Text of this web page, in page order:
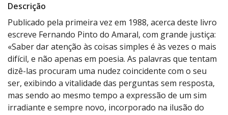
Descrição
Publicado pela primeira vez em 1988, acerca deste livro
escreve Fernando Pinto do Amaral, com grande justiça:
«Saber dar atenção às coisas simples é às vezes o mais
difícil, e não apenas em poesia. As palavras que tentam
dizê-las procuram uma nudez coincidente com o seu
ser, exibindo a vitalidade das perguntas sem resposta,
mas sendo ao mesmo tempo a expressão de um sim
irradiante e sempre novo, incorporado na ilusão do